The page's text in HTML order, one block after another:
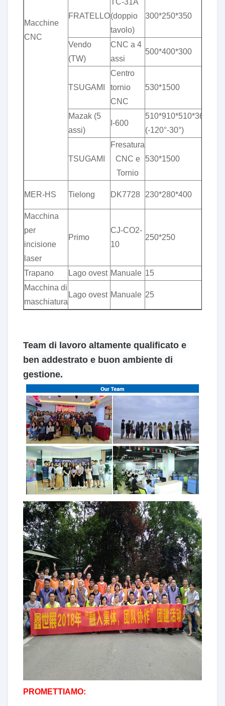
Macchine
CNC
FRATELLO(doppio
tavolo)
300*250*350
Vendo
(TW)
CNC a 4
assi
500*400*300
TSUGAMI
Centro
tornio
CNC
530*1500
Mazak (5
assi)
I-600
510*910*510*360°*
(-120°-30°)
TSUGAMI
Fresatura
CNC e
Tornio
530*1500
MER-HS Tielong DK7728 230*280*400
Macchina
per
incisione
laser
Primo
CJ-CO2-
10
250*250
Trapano Lago ovest Manuale 15
Macchina di
maschiatura
Lago ovest Manuale 25
Team di lavoro altamente qualificato e
ben addestrato e buon ambiente di
gestione.
PROMETTIAMO: